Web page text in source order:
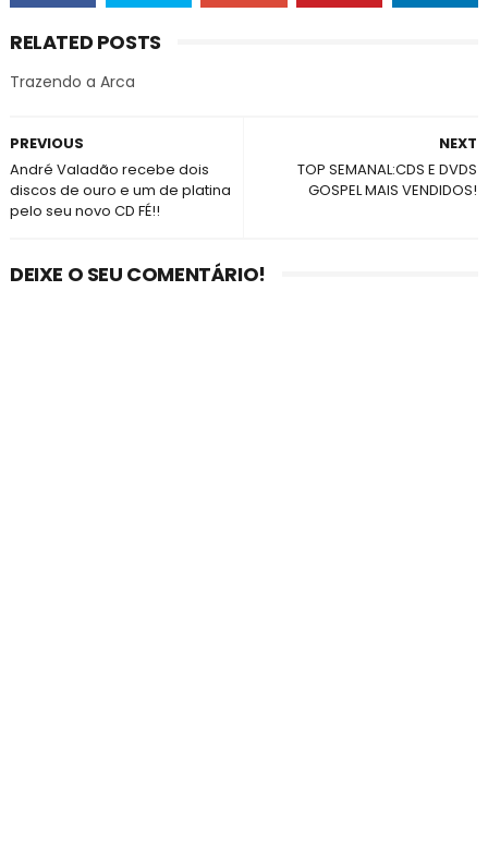
RELATED POSTS
Trazendo a Arca
NEXT
TOP SEMANAL:CDS E DVDS
GOSPEL MAIS VENDIDOS!
PREVIOUS
André Valadão recebe dois
discos de ouro e um de platina
pelo seu novo CD FÉ!!
DEIXE O SEU COMENTÁRIO!